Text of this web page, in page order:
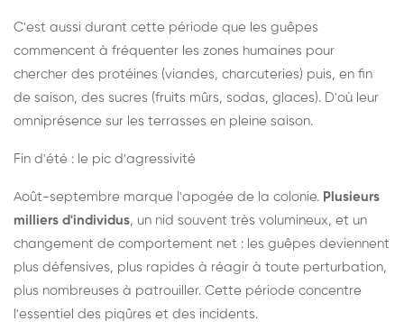
C'est aussi durant cette période que les guêpes
commencent à fréquenter les zones humaines pour
chercher des protéines (viandes, charcuteries) puis, en fin
de saison, des sucres (fruits mûrs, sodas, glaces). D'où leur
omniprésence sur les terrasses en pleine saison.
Fin d'été : le pic d'agressivité
Août-septembre marque l'apogée de la colonie. Plusieurs
milliers d'individus, un nid souvent très volumineux, et un
changement de comportement net : les guêpes deviennent
plus défensives, plus rapides à réagir à toute perturbation,
plus nombreuses à patrouiller. Cette période concentre
l'essentiel des piqûres et des incidents.